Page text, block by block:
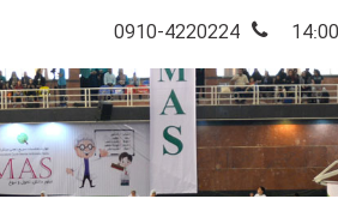
4220224-0910